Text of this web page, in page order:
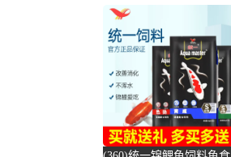
粮 10斤 鸽粮10斤 鸽食鸽
粮-鸽饲料(拼凑旗舰店仅
售35.34元)